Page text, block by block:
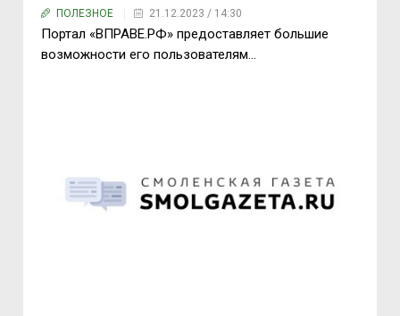
ПОЛЕЗНОЕ 21.12.2023 / 14:30
Портал «ВПРАВЕ.РФ» предоставляет большие
возможности его пользователям…